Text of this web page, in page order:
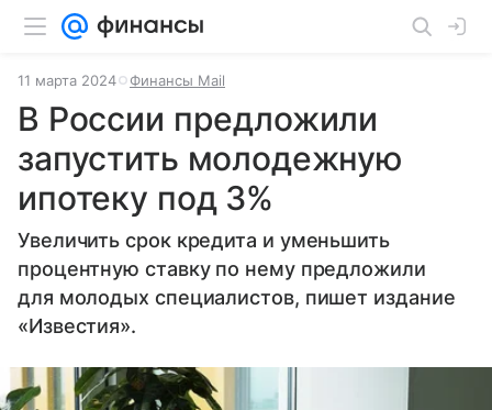
11 марта 2024 Финансы Mail
В России предложили
запустить молодежную
ипотеку под 3%
Увеличить срок кредита и уменьшить
процентную ставку по нему предложили
для молодых специалистов, пишет издание
«Известия».